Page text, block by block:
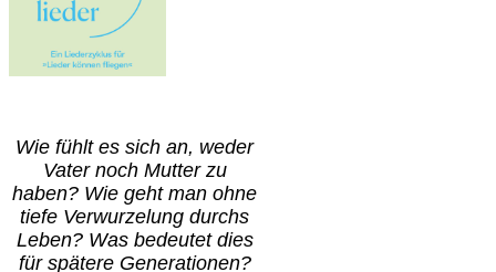
Wie fühlt es sich an, weder
Vater noch Mutter zu
haben? Wie geht man ohne
tiefe Verwurzelung durchs
Leben? Was bedeutet dies
für spätere Generationen?